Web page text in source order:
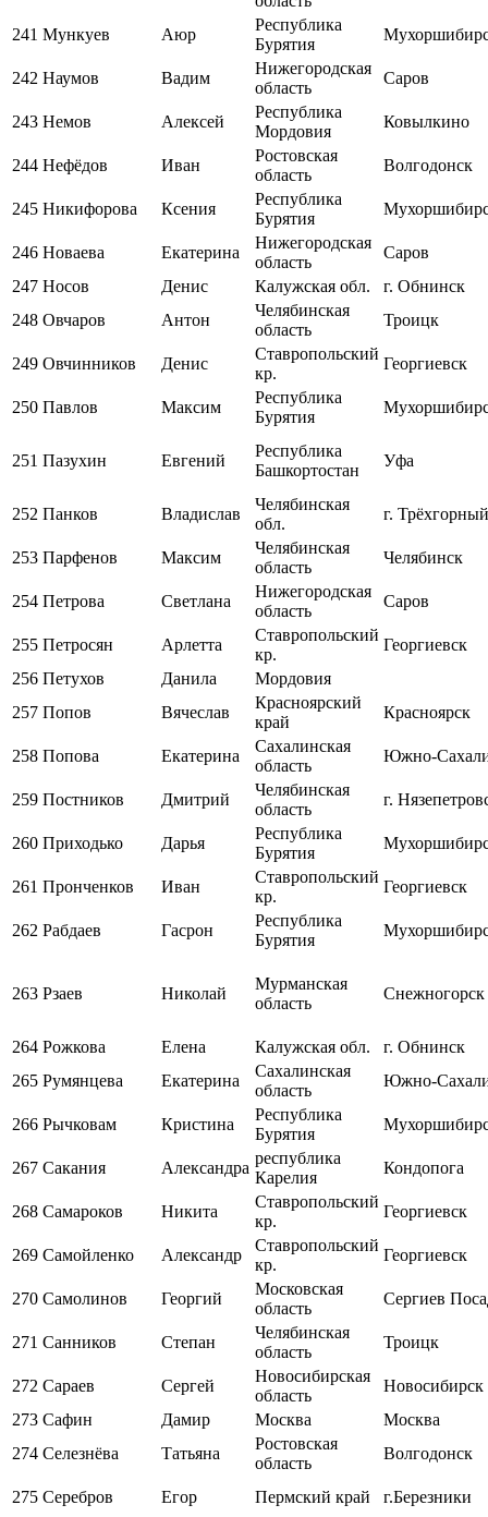
241 Мункуев Аюр
Республика
Бурятия
242 Наумов Вадим
Нижегородская
область
Саров
243 Немов Алексей
Республика
Мордовия
Ковылкино
244 Нефёдов Иван
Ростовская
область
Волгодонск
245 Никифорова Ксения
Республика
Бурятия
246 Новаева Екатерина
Нижегородская
область
Саров
247 Носов Денис Калужская обл.
г. Обнинск
248 Овчаров Антон
Челябинская
область
Троицк
249 Овчинников Денис
Ставропольский
кр.
Георгиевск
250 Павлов Максим
Республика
Бурятия
251 Пазухин Евгений
Республика
Башкортостан
Уфа
252 Панков Владислав
Челябинская
обл.
г. Трёхгорный
253 Парфенов Максим
Челябинская
область
Челябинск
254 Петрова Светлана
Нижегородская
область
Саров
255 Петросян Арлетта
Ставропольский
кр.
Георгиевск
256 Петухов Данила
Мордовия
257 Попов Вячеслав
Красноярский
край
Красноярск
258 Попова Екатерина
Сахалинская
область
Южно-
259 Постников Дмитрий
Челябинская
область
г.
260 Приходько Дарья
Республика
Бурятия
261 Пронченков Иван
Ставропольский
кр.
Георгиевск
262 Рабдаев Гасрон
Республика
Бурятия
263 Рзаев Николай
Мурманская
область
Снежногорск
264 Рожкова Елена Калужская обл.
г. Обнинск
265 Румянцева Екатерина
Сахалинская
область
Южно-
266 Рычковам Кристина
Республика
Бурятия
267 Сакания Александра
республика
Карелия
Кондопога
268 Самароков Никита
Ставропольский
кр.
Георгиевск
269 Самойленко Александр
Ставропольский
кр.
Георгиевск
270 Самолинов Георгий
Московская
область
Сергиев
271 Санников Степан
Челябинская
область
Троицк
272 Сараев Сергей
Новосибирская
область
Новосибирск
273 Сафин Дамир Москва
Москва
274 Селезнёва Татьяна
Ростовская
область
Волгодонск
275 Серебров Егор Пермский край г.Березники